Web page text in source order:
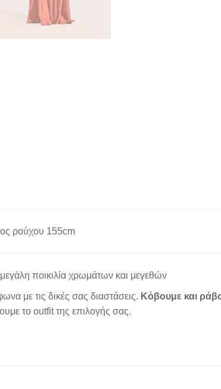
ρούχου 155cm
ποικιλία χρωμάτων και μεγεθών
με τις δικές σας διαστάσεις. Κόβουμε και
το outfit της επιλογής σας.